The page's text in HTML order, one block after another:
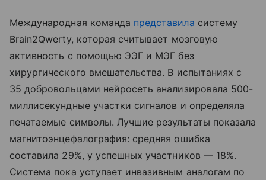
Международная команда представила систему
Brain2Qwerty, которая считывает мозговую
активность с помощью ЭЭГ и МЭГ без
хирургического вмешательства. В испытаниях с
35 добровольцами нейросеть анализировала 500-
миллисекундные участки сигналов и определяла
печатаемые символы. Лучшие результаты показала
магнитоэнцефалография: средняя ошибка
составила 29%, у успешных участников — 18%.
Система пока уступает инвазивным аналогам по